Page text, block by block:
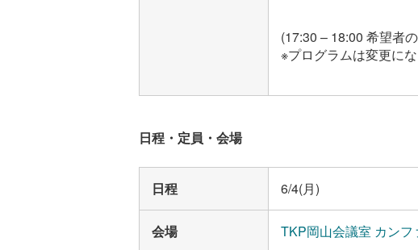
(17:30 – 18:00 希望者
※プログラムは変更に
日程・定員・会場
日程 6/4(月)
会場 TKP岡山会議室 カン